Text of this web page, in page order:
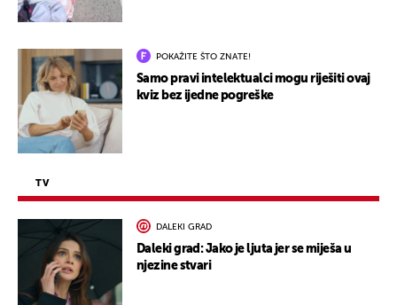
POKAŽITE ŠTO ZNATE!
Samo pravi intelektualci mogu riješiti ovaj
kviz bez ijedne pogreške
TV
DALEKI GRAD
Daleki grad: Jako je ljuta jer se miješa u
njezine stvari